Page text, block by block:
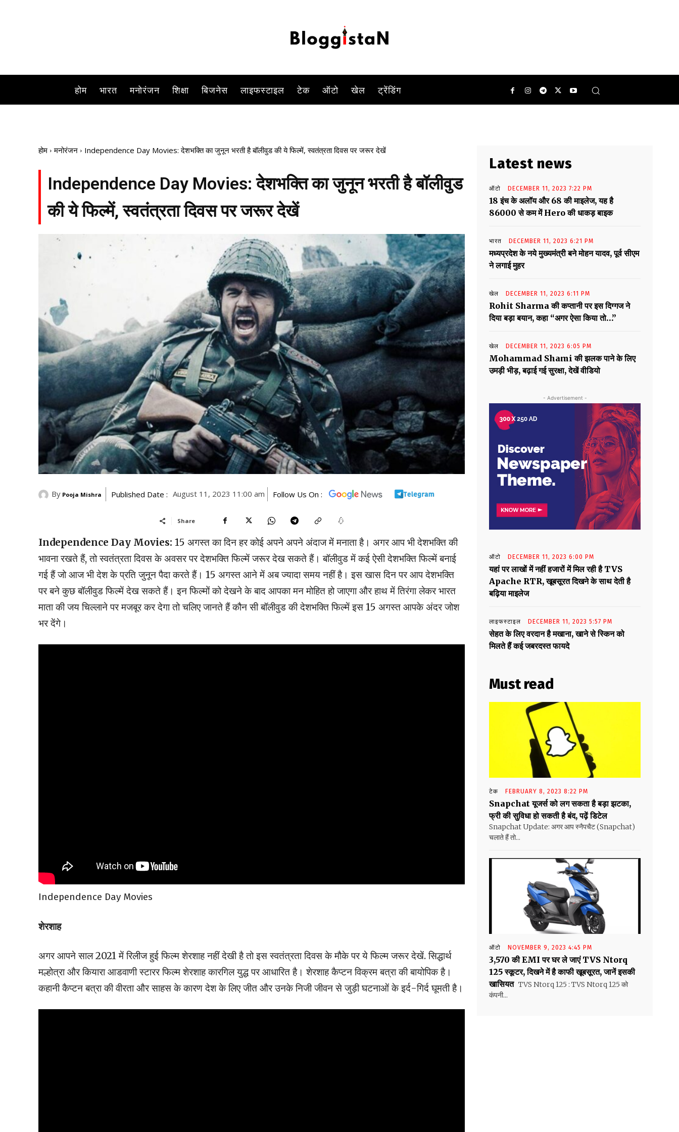
होम भारत मनोरंजन शिक्षा बिजनेस लाइफस्टाइल टेक ऑटो खेल ट्रेंडिंग
होम मनोरंजन Independence Day Movies: देशभक्ति का जुनून भरती है बॉलीवुड की ये फिल्में, स्वतंत्रता दिवस पर जरूर देखें
Independence Day Movies: देशभक्ति का जुनून भरती है बॉलीवुड
की ये फिल्में, स्वतंत्रता दिवस पर जरूर देखें
By Pooja Mishra Published Date : August 11, 2023 11:00 am Follow Us On :
Share
Independence Day Movies: 15 अगस्त का दिन हर कोई अपने अपने अंदाज में मनाता है। अगर आप भी देशभक्ति की
भावना रखते हैं, तो स्वतंत्रता दिवस के अवसर पर देशभक्ति फिल्में जरूर देख सकते हैं। बॉलीवुड में कई ऐसी देशभक्ति फिल्में बनाई
गई हैं जो आज भी देश के प्रति जुनून पैदा करते हैं। 15 अगस्त आने में अब ज्यादा समय नहीं है। इस खास दिन पर आप देशभक्ति
पर बने कुछ बॉलीवुड फिल्में देख सकते हैं। इन फिल्मों को देखने के बाद आपका मन मोहित हो जाएगा और हाथ में तिरंगा लेकर भारत
माता की जय चिल्लाने पर मजबूर कर देगा तो चलिए जानते हैं कौन सी बॉलीवुड की देशभक्ति फिल्में इस 15 अगस्त आपके अंदर जोश
भर देंगे।
Independence Day Movies
शेरशाह
अगर आपने साल 2021 में रिलीज हुई फिल्म शेरशाह नहीं देखी है तो इस स्वतंत्रता दिवस के मौके पर ये फिल्म जरूर देखें. सिद्धार्थ
मल्होत्रा ​​और कियारा आडवाणी स्टारर फिल्म शेरशाह कारगिल युद्ध पर आधारित है। शेरशाह कैप्टन विक्रम बत्रा की बायोपिक है।
कहानी कैप्टन बत्रा की वीरता और साहस के कारण देश के लिए जीत और उनके निजी जीवन से जुड़ी घटनाओं के इर्द-गिर्द घूमती है।
Latest news
ऑटो DECEMBER 11, 2023 7:22 PM
18 इंच के अलॉय और 68 की माइलेज, यह है
86000 से कम में Hero की धाकड़ बाइक
भारत DECEMBER 11, 2023 6:21 PM
मध्यप्रदेश के नये मुख्यमंत्री बने मोहन यादव, पूर्व सीएम
ने लगाई मुहर
खेल DECEMBER 11, 2023 6:11 PM
Rohit Sharma की कप्तानी पर इस दिग्गज ने
दिया बड़ा बयान, कहा “अगर ऐसा किया तो…”
खेल DECEMBER 11, 2023 6:05 PM
Mohammad Shami की झलक पाने के लिए
उमड़ी भीड़, बढ़ाई गई सुरक्षा, देखें वीडियो
- Advertisement -
ऑटो DECEMBER 11, 2023 6:00 PM
यहां पर लाखों में नहीं हजारों में मिल रही है TVS
Apache RTR, खूबसूरत दिखने के साथ देती है
बढ़िया माइलेज
लाइफस्टाइल DECEMBER 11, 2023 5:57 PM
सेहत के लिए वरदान है मखाना, खाने से स्किन को
मिलते हैं कई जबरदस्त फायदे
Must read
टेक FEBRUARY 8, 2023 8:22 PM
Snapchat यूजर्स को लग सकता है बड़ा झटका,
फ्री की सुविधा हो सकती है बंद, पढ़ें डिटेल
Snapchat Update: अगर आप स्नैपचैट (Snapchat)
चलाते हैं तो...
ऑटो NOVEMBER 9, 2023 4:45 PM
₹3,570 की EMI पर घर ले जाएं TVS Ntorq
125 स्कूटर, दिखने में है काफी खूबसूरत, जानें इसकी
खासियत TVS Ntorq 125 : TVS Ntorq 125 को
कंपनी...